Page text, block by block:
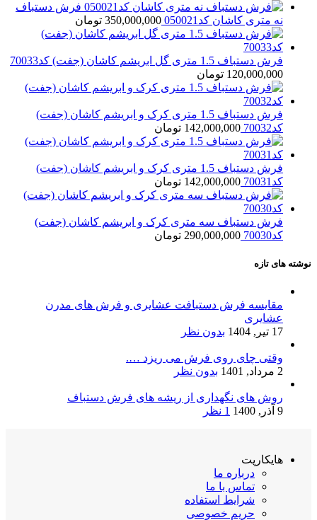
فرش دستباف
نه متری کاشان کد050021
350,000,000 تومان
فرش دستباف 1.5 متری گل ابریشم کاشان (جفت) کد70033
120,000,000 تومان
فرش دستباف 1.5 متری کرک و ابریشم کاشان (جفت)
کد70032
142,000,000 تومان
فرش دستباف 1.5 متری کرک و ابریشم کاشان (جفت)
کد70031
142,000,000 تومان
فرش دستباف سه متری کرک و ابریشم کاشان (جفت)
کد70030
290,000,000 تومان
نوشته های تازه
مقایسه فرش دستبافت عشایری و فرش های مدرن
عشایری
17 تیر, 1404
بدون نظر
وقتی چای روی فرش می ریزد ….
2 مرداد, 1401
بدون نظر
روش های نگهداری از ریشه های فرش دستباف
9 آذر, 1400
1 نظر
هایکارپت
درباره ما
تماس با ما
شرایط استفاده
حریم خصوصی